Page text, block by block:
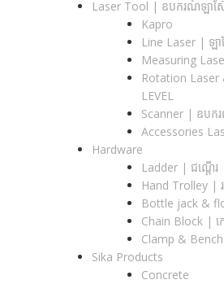
Laser Tool | ឧបករណ៍ឡាស៊
Kapro
Line Laser | ឡា
Measuring
Rotation
LEVEL
Scanner | ឧបករ
Accessories
Hardware
Ladder | ជណ្តើរ
Hand Trolley | រ
Bottle jack &
Chain Block |
Clamp &
Sika Products
Concrete